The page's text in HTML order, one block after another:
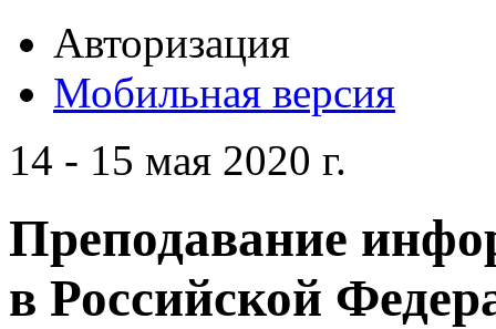
Авторизация
Мобильная версия
14 - 15 мая 2020 г.
Преподавание
в Российской